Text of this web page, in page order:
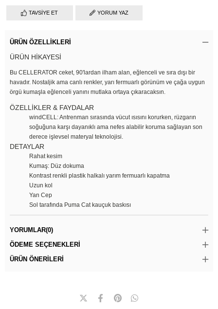
TAVSIYE ET YORUM YAZ
ÜRÜN ÖZELLIKLERI
ÜRÜN HİKAYESİ
Bu CELLERATOR ceket, 90'lardan ilham alan, eğlenceli ve sıra dışı bir
havadır. Nostaljik ama canlı renkler, yarı fermuarlı görünüm ve çağa uygun
örgü kumaşla eğlenceli yanını mutlaka ortaya çıkaracaksın.
ÖZELLİKLER & FAYDALAR
windCELL: Antrenman sırasında vücut ısısını korurken, rüzgarın
soğuğuna karşı dayanıklı ama nefes alabilir koruma sağlayan son
derece işlevsel materyal teknolojisi.
DETAYLAR
Rahat kesim
Kumaş: Düz dokuma
Kontrast renkli plastik halkalı yarım fermuarlı kapatma
Uzun kol
Yan Cep
Sol tarafında Puma Cat kauçuk baskısı
YORUMLAR(0)
ÖDEME SEÇENEKLERI
ÜRÜN ÖNERILERI